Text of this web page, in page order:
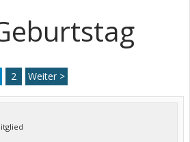
2 Weiter >